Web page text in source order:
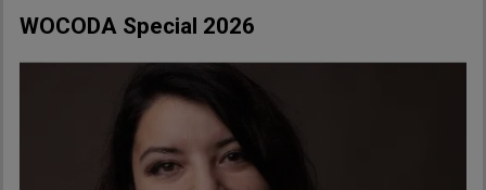
WOCODA Special 2026